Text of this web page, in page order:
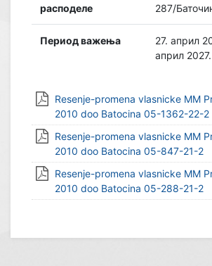
расподеле
287/
Период важења
27. април
април 2027.
Resenje-promena vlasnicke MM
2010 doo Batocina 05-1362-22-2
Resenje-promena vlasnicke MM
2010 doo Batocina 05-847-21-2
Resenje-promena vlasnicke MM
2010 doo Batocina 05-288-21-2